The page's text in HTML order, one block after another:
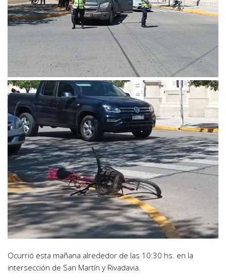
Ocurrió esta mañana alrededor de las 10:30 hs. en la
intersección de San Martín y Rivadavia.